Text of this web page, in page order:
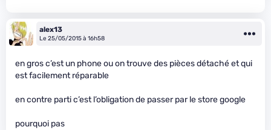
alex13
Le 25/05/2015 à 16h58
en gros c’est un phone ou on trouve des pièces détaché et qui
est facilement réparable
en contre parti c’est l’obligation de passer par le store google
pourquoi pas